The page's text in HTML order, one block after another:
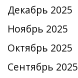
Декабрь 2025
Ноябрь 2025
Октябрь 2025
Сентябрь 2025